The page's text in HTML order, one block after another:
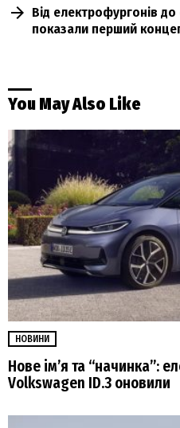
Від електрофургонів
показали перший
You May Also Like
НОВИНИ
Нове ім’я та “начинка”:
Volkswagen ID.3 оновили